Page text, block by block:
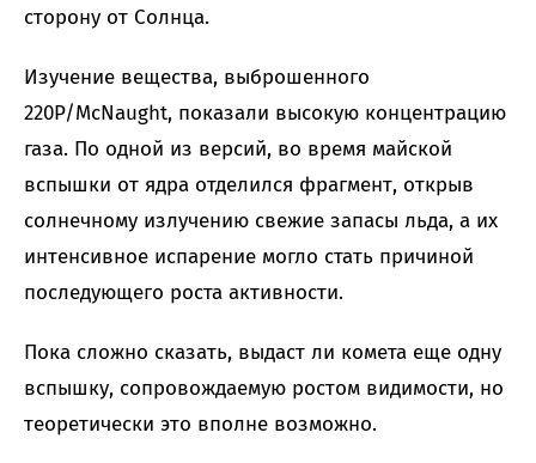
сторону от Солнца.
Изучение вещества, выброшенного
220P/McNaught, показали высокую концентрацию
газа. По одной из версий, во время майской
вспышки от ядра отделился фрагмент, открыв
солнечному излучению свежие запасы льда, а их
интенсивное испарение могло стать причиной
последующего роста активности.
Пока сложно сказать, выдаст ли комета еще одну
вспышку, сопровождаемую ростом видимости, но
теоретически это вполне возможно.